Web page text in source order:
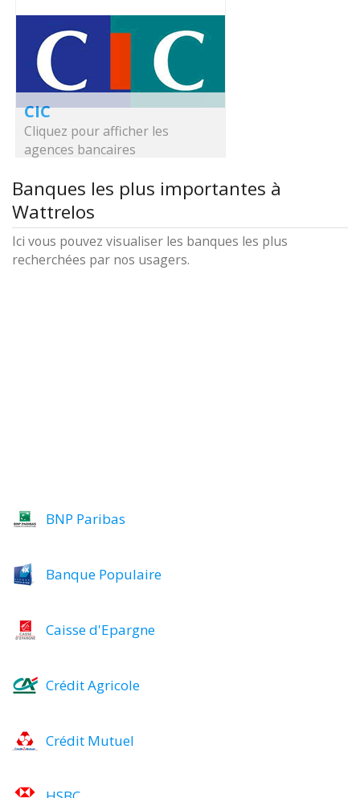
CIC
Cliquez pour afficher les
agences bancaires
Banques les plus importantes à
Wattrelos
Ici vous pouvez visualiser les banques les plus
recherchées par nos usagers.
BNP Paribas
Banque Populaire
Caisse d'Epargne
Crédit Agricole
Crédit Mutuel